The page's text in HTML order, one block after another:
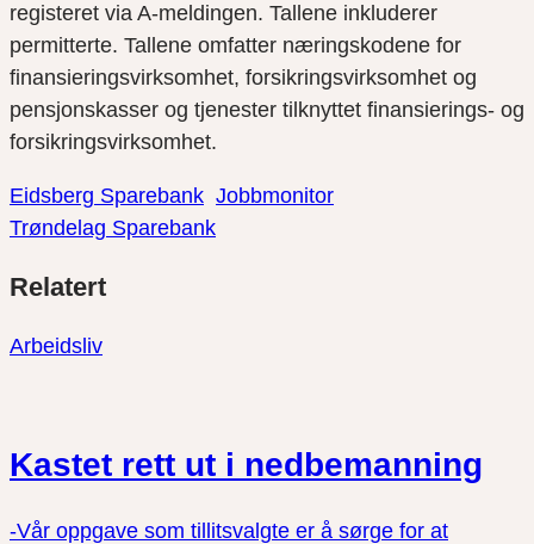
registeret via A-meldingen. Tallene inkluderer
permitterte. Tallene omfatter næringskodene for
finansieringsvirksomhet, forsikringsvirksomhet og
pensjonskasser og tjenester tilknyttet finansierings- og
forsikringsvirksomhet.
Eidsberg Sparebank Jobbmonitor
Trøndelag Sparebank
link
på
på
Relatert
Arbeidsliv
Kastet rett ut i nedbemanning
-Vår oppgave som tillitsvalgte er å sørge for at